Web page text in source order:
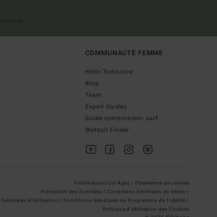
COMMUNAUTÉ FEMME
Hello Tomorrow
Blog
Team
Expert Guides
Guide combinaison surf
Wetsuit Finder
Informations Loi Agec | Paramètres de cookies
Protection des Données | Conditions Générales de Vente |
d'Utilisation | Conditions Générales du Programme de Fidélité |
Politique d'Utilisation des Cookies